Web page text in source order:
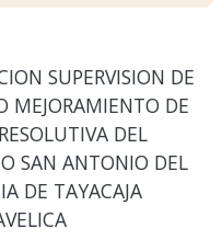
SUPERVISION DE
MEJORAMIENTO DE
DEL
SAN ANTONIO DEL
DE TAYACAJA